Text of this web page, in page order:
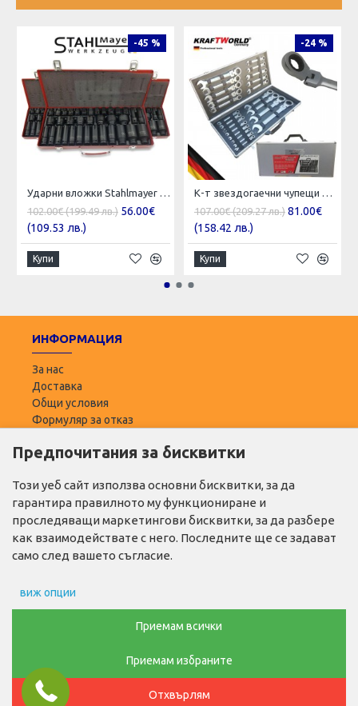
-45 %
Ударни вложки Stahlmayer 1/2 , 35 бр. ( 8 - 32 )
102.00€ (199.49 лв.) 56.00€
(109.53 лв.)
Купи
-24 %
К-т звездогаечни чупещи тресчотни ключове от 6мм до 32мм 22 части в метален куфар KraftRoyal
107.00€ (209.27 лв.) 81.00€
(158.42 лв.)
Купи
ИНФОРМАЦИЯ
За нас
Доставка
Общи условия
Формуляр за отказ
ПОТРЕБИТЕЛ
Моят профил
ПОЛЕЗНО
Производители
Контакти
0876768686
Предпочитания за бисквитки
Този уеб сайт използва основни бисквитки, за да
гарантира правилното му функциониране и
проследяващи маркетингови бисквитки, за да разбере
как взаимодействате с него. Последните ще се задават
само след вашето съгласие.
виж опции
Препочитания за реклами
Данни за потребление
Маркетинг
Приемам всички
Приемам избраните
Отхвърлям